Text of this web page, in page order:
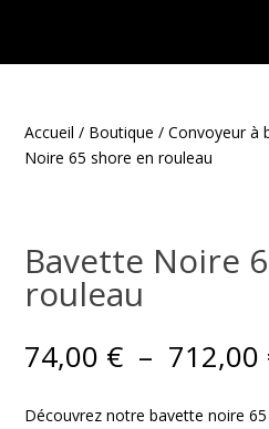
Accueil / Boutique / Convoyeur à
Noire 65 shore en rouleau
Bavette Noire
rouleau
74,00 € – 712,00
Découvrez notre bavette noire